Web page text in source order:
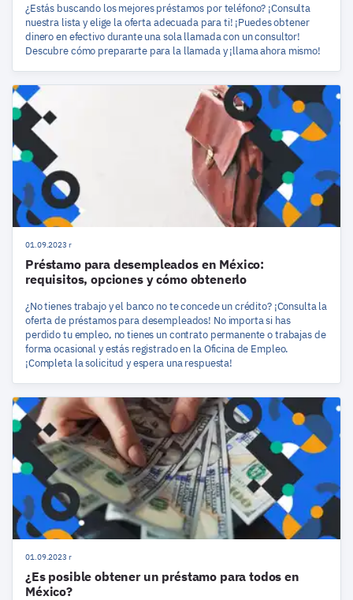
¿Estás buscando los mejores préstamos por teléfono? ¡Consulta
nuestra lista y elige la oferta adecuada para ti! ¡Puedes obtener
dinero en efectivo durante una sola llamada con un consultor!
Descubre cómo prepararte para la llamada y ¡llama ahora mismo!
01.09.2023 r
Préstamo para desempleados en México:
requisitos, opciones y cómo obtenerlo
¿No tienes trabajo y el banco no te concede un crédito? ¡Consulta la
oferta de préstamos para desempleados! No importa si has
perdido tu empleo, no tienes un contrato permanente o trabajas de
forma ocasional y estás registrado en la Oficina de Empleo.
¡Completa la solicitud y espera una respuesta!
01.09.2023 r
¿Es posible obtener un préstamo para todos en
México?